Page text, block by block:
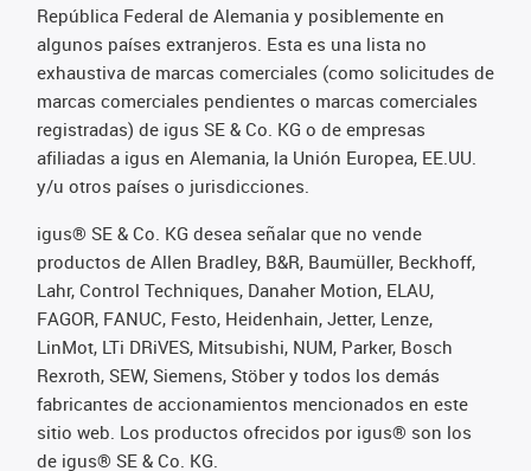
República Federal de Alemania y posiblemente en
algunos países extranjeros. Esta es una lista no
exhaustiva de marcas comerciales (como solicitudes de
marcas comerciales pendientes o marcas comerciales
registradas) de igus SE & Co. KG o de empresas
afiliadas a igus en Alemania, la Unión Europea, EE.UU.
y/u otros países o jurisdicciones.
igus® SE & Co. KG desea señalar que no vende
productos de Allen Bradley, B&R, Baumüller, Beckhoff,
Lahr, Control Techniques, Danaher Motion, ELAU,
FAGOR, FANUC, Festo, Heidenhain, Jetter, Lenze,
LinMot, LTi DRiVES, Mitsubishi, NUM, Parker, Bosch
Rexroth, SEW, Siemens, Stöber y todos los demás
fabricantes de accionamientos mencionados en este
sitio web. Los productos ofrecidos por igus® son los
de igus® SE & Co. KG.